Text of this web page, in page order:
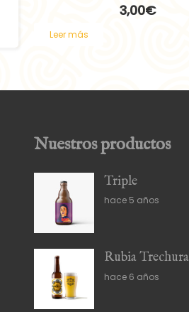
3,00€
Leer más
Nuestros productos
Triple
hace 5 años
Rubia Trechura
hace 6 años